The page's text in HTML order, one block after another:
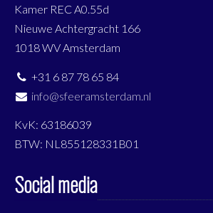
Kamer REC A0.55d
Nieuwe Achtergracht 166
1018 WV Amsterdam
+31 6 87 78 65 84
info@sfeeramsterdam.nl
KvK: 63186039
BTW: NL855128331B01
Social media